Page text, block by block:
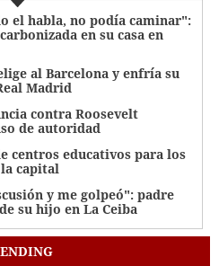
el habla, no podía caminar":
en su casa en
al Barcelona y enfría su
Madrid
contra Roosevelt
de autoridad
centros educativos para los
capital
y me golpeó": padre
su hijo en La Ceiba